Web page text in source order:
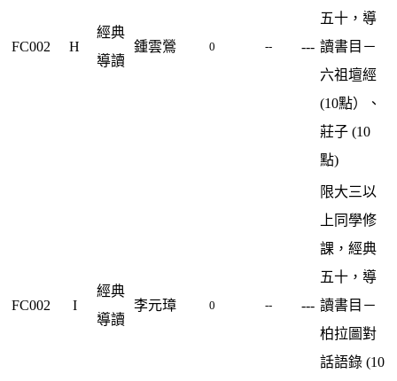
FC002 H
經典
導讀
鍾雲鶯 0 -- ---
五十，導
讀書目－
六祖壇經
(10點）、
莊子 (10
點)
FC002 I
經典
導讀
李元璋 0 -- ---
限大三以
上同學修
課，經典
五十，導
讀書目－
柏拉圖對
話語錄 (10